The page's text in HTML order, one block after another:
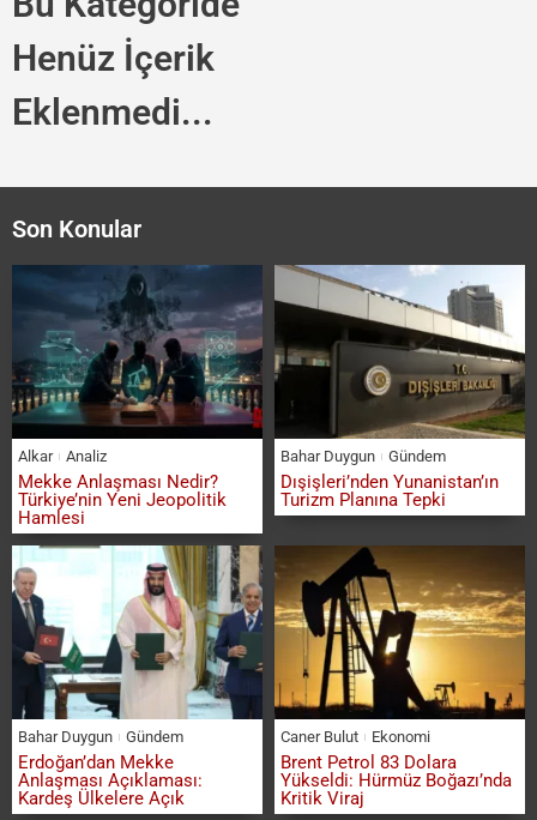
Henüz İçerik
Eklenmedi...
Son Konular
Alkar Analiz
Mekke Anlaşması Nedir?
Türkiye’nin Yeni Jeopolitik
Hamlesi
Bahar Duygun Gündem
Dışişleri’nden Yunanistan’ın
Turizm Planına Tepki
Bahar Duygun Gündem
Erdoğan’dan Mekke
Anlaşması Açıklaması:
Kardeş Ülkelere Açık
Caner Bulut Ekonomi
Brent Petrol 83 Dolara
Yükseldi: Hürmüz Boğazı’nda
Kritik Viraj